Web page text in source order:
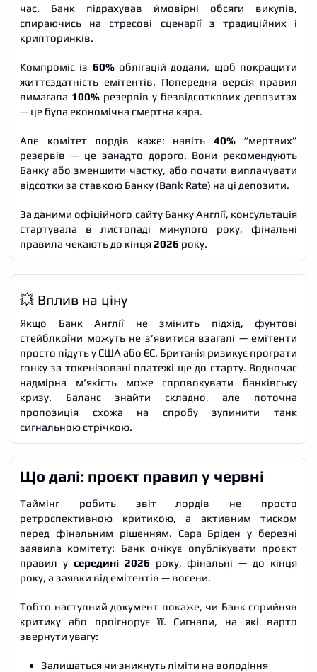
час. Банк підрахував ймовірні обсяги викупів,
спираючись на стресові сценарії з традиційних і
крипторинків.
Компроміс із 60%облігацій додали, щоб покращити
життєздатність емітентів. Попередня версія правил
вимагала 100% резервів у безвідсоткових депозитах
— це була економічна смертна кара.
Але комітет лордів каже: навіть 40%“мертвих”
резервів — це занадто дорого. Вони рекомендують
Банку або зменшити частку, або почати виплачувати
відсотки за ставкою Банку (Bank Rate) на ці депозити.
За данимиофіційного сайту Банку Англії, консультація
стартувала в листопаді минулого року, фінальні
правила чекають до кінця2026 року.
💥 Вплив на ціну
Якщо Банк Англії не змінить підхід, фунтові
стейблкоїни можуть не з’явитися взагалі — емітенти
просто підуть у США або ЄС. Британія ризикує програти
гонку за токенізовані платежі ще до старту. Водночас
надмірна м’якість може спровокувати банківську
кризу. Баланс знайти складно, але поточна
пропозиція схожа на спробу зупинити танк
сигнальною стрічкою.
Що далі: проєкт правил у червні
Таймінг робить звіт лордів не просто
ретроспективною критикою, а активним тиском
перед фінальним рішенням. Сара Бріден у березні
заявила комітету: Банк очікує опублікувати проєкт
правил у середині 2026 року, фінальні — до кінця
року, а заявки від емітентів — восени.
Тобто наступний документ покаже, чи Банк сприйняв
критику або проігнорує її. Сигнали, на які варто
звернути увагу:
Залишаться чи зникнуть ліміти на володіння